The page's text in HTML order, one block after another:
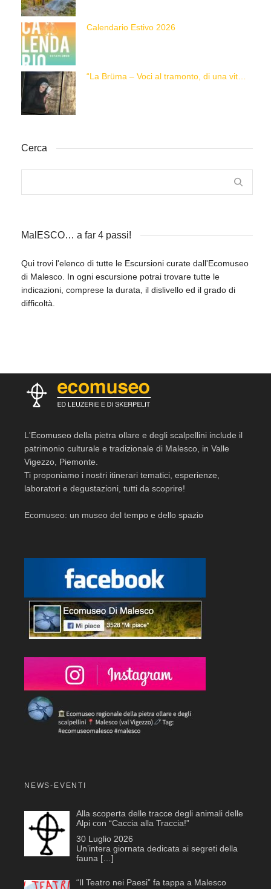
Calendario Estivo 2026
“La Brüma – Voci al tramonto, di una vita e di un’epoca”
Cerca
MalESCO… a far 4 passi!
Qui trovi l'elenco di tutte le Escursioni curate dall'Ecomuseo
di Malesco. In ogni escursione potrai trovare tutte le
indicazioni, comprese la durata, il dislivello ed il grado di
difficoltà.
L'Ecomuseo della pietra ollare e degli scalpellini include il
patrimonio culturale e tradizionale di Malesco, in Valle
Vigezzo, Piemonte.
Ti proponiamo i nostri itinerari tematici, esperienze,
laboratori e degustazioni, tutti da scoprire!
Ecomuseo: un museo del tempo e dello spazio
NEWS-EVENTI
Alla scoperta delle tracce degli animali delle
Alpi con “Caccia alla Traccia!”
30 Luglio 2026
Un’intera giornata dedicata ai segreti della
fauna […]
“Il Teatro nei Paesi” fa tappa a Malesco